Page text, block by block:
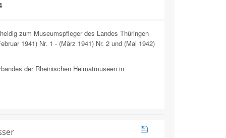
zum Museumspfleger des Landes Thüringen
1941) Nr. 1 - (März 1941) Nr. 2 und (Mai 1942)
der Rheinischen Heimatmuseen in